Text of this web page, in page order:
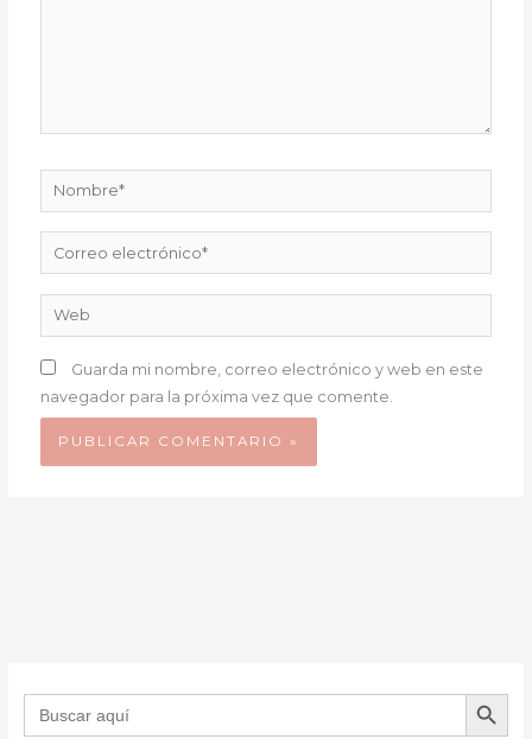
Nombre*
Correo
electrónico*
Web
Guarda mi nombre, correo electrónico y web en este
navegador para la próxima vez que comente.
Buscar: BOTÓN DE